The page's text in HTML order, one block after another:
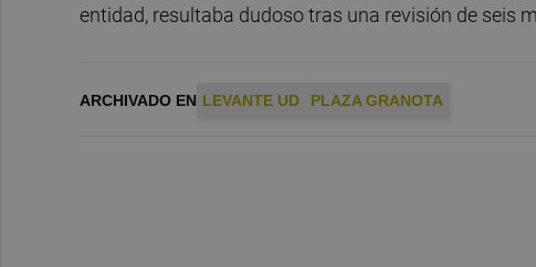
entidad, resultaba dudoso tras una revisión de seis
ARCHIVADO EN LEVANTE UD PLAZA GRANOTA